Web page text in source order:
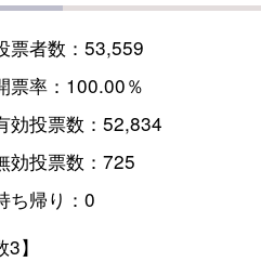
票者数：53,559
票率：100.00％
効投票数：52,834
効投票数：725
ち帰り：0
3】